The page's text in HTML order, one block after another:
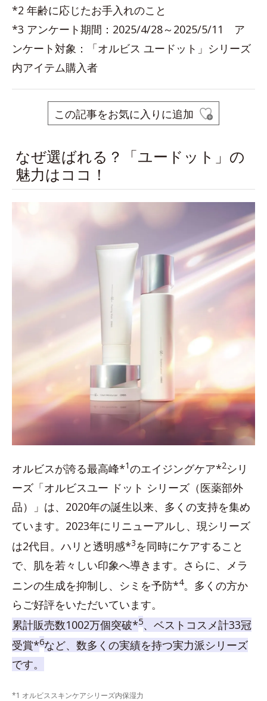
*2 年齢に応じたお手入れのこと
*3 アンケート期間：2025/4/28～2025/5/11 ア
ンケート対象：「オルビス ユードット」シリーズ
内アイテム購入者
この記事をお気に入りに追加
なぜ選ばれる？「ユードット」の
魅力はココ！
オルビスが誇る最高峰*1のエイジングケア*2シリ
ーズ「オルビスユー ドット シリーズ（医薬部外
品）」は、2020年の誕生以来、多くの支持を集め
ています。2023年にリニューアルし、現シリーズ
は2代目。ハリと透明感*3を同時にケアすること
で、肌を若々しい印象へ導きます。さらに、メラ
ニンの生成を抑制し、シミを予防*4。多くの方か
らご好評をいただいています。
累計販売数1002万個突破*5、ベストコスメ計33冠
受賞*6など、数多くの実績を持つ実力派シリーズ
です。
*1 オルビススキンケアシリーズ内保湿力